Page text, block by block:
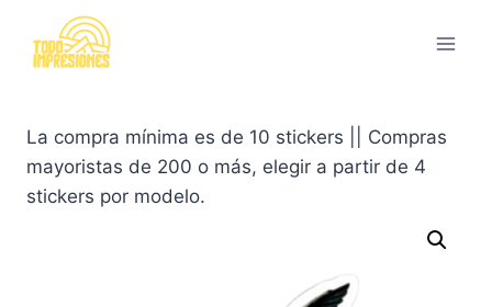
contenido
La compra mínima es de 10 stickers || Compras
mayoristas de 200 o más, elegir a partir de 4
stickers por modelo.